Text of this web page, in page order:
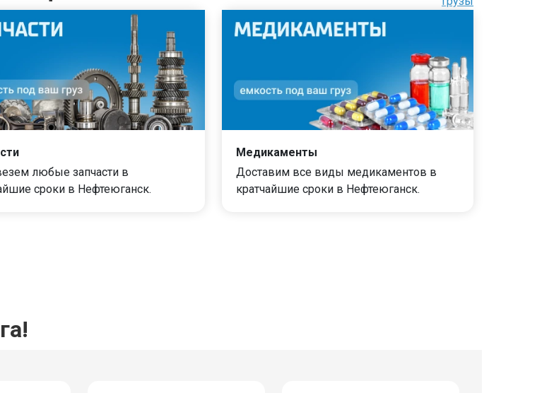
любые запчасти в
сроки в Нефтеюганск.
Медикаменты
Доставим все виды медикаментов в
кратчайшие сроки в Нефтеюганск.